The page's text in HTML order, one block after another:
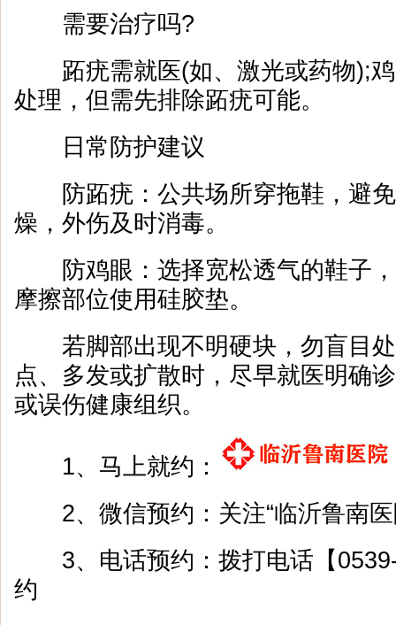
需要治疗吗?
跖疣需就医(如、激光或药物);鸡
处理，但需先排除跖疣可能。
日常防护建议
防跖疣：公共场所穿拖鞋，避免
燥，外伤及时消毒。
防鸡眼：选择宽松透气的鞋子，
摩擦部位使用硅胶垫。
若脚部出现不明硬块，勿盲目处
点、多发或扩散时，尽早就医明确
或误伤健康组织。
1、马上就约：
2、微信预约：关注“临沂鲁南医
3、电话预约：拨打电话【
约